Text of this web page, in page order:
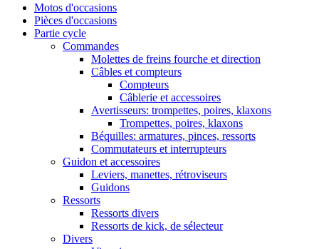
Motos d'occasions
Pièces d'occasions
Partie cycle
Commandes
Molettes de freins fourche et direction
Câbles et compteurs
Compteurs
Câblerie et accessoires
Avertisseurs: trompettes, poires, klaxons
Trompettes, poires, klaxons
Béquilles: armatures, pinces, ressorts
Commutateurs et interrupteurs
Guidon et accessoires
Leviers, manettes, rétroviseurs
Guidons
Ressorts
Ressorts divers
Ressorts de kick, de sélecteur
Divers